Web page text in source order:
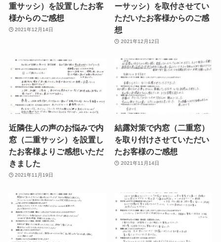
重サッシ）を設置したお客
様からのご感想
2021年12月14日
ーサッシ）を取付させてい
ただいたお客様からのご感
想
2021年12月12日
近隣住人の声のお悩みで内
窓（二重サッシ）を設置し
たお客様よりご感想いただ
きました
2021年11月19日
結露対策で内窓（二重窓）
を取り付けさせていただい
たお客様のご感想
2021年11月14日